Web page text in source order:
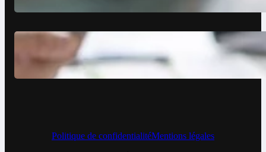
vitrine
Site vitrine expert-comptable :
levier de croissance
Politique de confidentialitéMentions légales